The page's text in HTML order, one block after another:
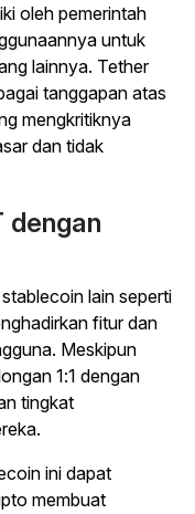
oleh pemerintah
untuk
lainnya. Tether
tanggapan atas
mengkritiknya
dan tidak
dengan
lain seperti
fitur dan
Meskipun
1:1 dengan
tingkat
ini dapat
membuat